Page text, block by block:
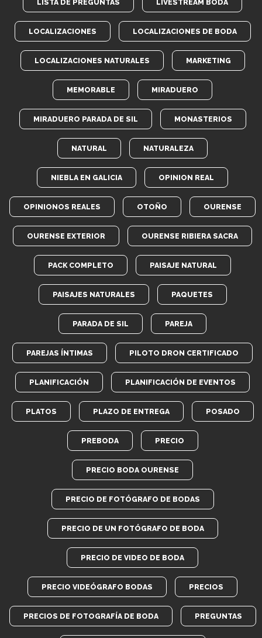
LISTA DE PREGUNTAS LIVESTREAM BODA
LOCALIZACIONES LOCALIZACIONES DE BODA
LOCALIZACIONES NATURALES MARKETING
MEMORABLE MIRADUERO
MIRADUERO PARADA DE SIL MONASTERIOS
NATURAL NATURALEZA
NIEBLA EN GALICIA OPINION REAL
OPINIONOS REALES OTOÑO OURENSE
OURENSE EXTERIOR OURENSE RIBIERA SACRA
PACK COMPLETO PAISAJE NATURAL
PAISAJES NATURALES PAQUETES
PARADA DE SIL PAREJA
PAREJAS ÍNTIMAS PILOTO DRON CERTIFICADO
PLANIFICACIÓN PLANIFICACIÓN DE EVENTOS
PLATOS PLAZO DE ENTREGA POSADO
PREBODA PRECIO
PRECIO BODA OURENSE
PRECIO DE FOTÓGRAFO DE BODAS
PRECIO DE UN FOTÓGRAFO DE BODA
PRECIO DE VIDEO DE BODA
PRECIO VIDEÓGRAFO BODAS PRECIOS
PRECIOS DE FOTOGRAFÍA DE BODA PREGUNTAS